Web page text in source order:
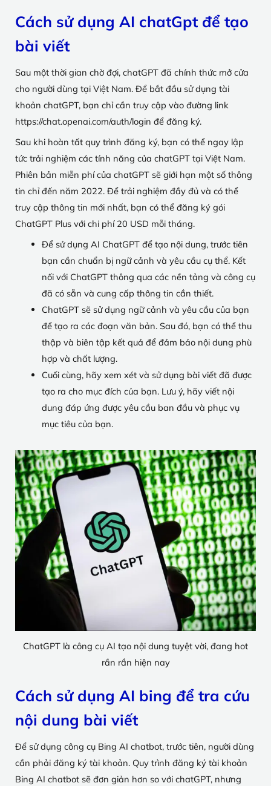
Cách sử dụng AI chatGpt để tạo
bài viết
Sau một thời gian chờ đợi, chatGPT đã chính thức mở cửa
cho người dùng tại Việt Nam. Để bắt đầu sử dụng tài
khoản chatGPT, bạn chỉ cần truy cập vào đường link
https://chat.openai.com/auth/login để đăng ký.
Sau khi hoàn tất quy trình đăng ký, bạn có thể ngay lập
tức trải nghiệm các tính năng của chatGPT tại Việt Nam.
Phiên bản miễn phí của chatGPT sẽ giới hạn một số thông
tin chỉ đến năm 2022. Để trải nghiệm đầy đủ và có thể
truy cập thông tin mới nhất, bạn có thể đăng ký gói
ChatGPT Plus với chi phí 20 USD mỗi tháng.
Để sử dụng AI ChatGPT để tạo nội dung, trước tiên
bạn cần chuẩn bị ngữ cảnh và yêu cầu cụ thể. Kết
nối với ChatGPT thông qua các nền tảng và công cụ
đã có sẵn và cung cấp thông tin cần thiết.
ChatGPT sẽ sử dụng ngữ cảnh và yêu cầu của bạn
để tạo ra các đoạn văn bản. Sau đó, bạn có thể thu
thập và biên tập kết quả để đảm bảo nội dung phù
hợp và chất lượng.
Cuối cùng, hãy xem xét và sử dụng bài viết đã được
tạo ra cho mục đích của bạn. Lưu ý, hãy viết nội
dung đáp ứng được yêu cầu ban đầu và phục vụ
mục tiêu của bạn.
ChatGPT là công cụ AI tạo nội dung tuyệt vời, đang hot
rần rần hiện nay
Cách sử dụng AI bing để tra cứu
nội dung bài viết
Để sử dụng công cụ Bing AI chatbot, trước tiên, người dùng
cần phải đăng ký tài khoản. Quy trình đăng ký tài khoản
Bing AI chatbot sẽ đơn giản hơn so với chatGPT, nhưng